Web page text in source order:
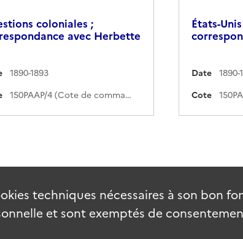
coloniales ;
avec Herbette
1890-1893
150PAAP/4 (Cote de commande)
États-
Date
1890-
Cote
techniques nécessaires à son bon
et sont exemptés de